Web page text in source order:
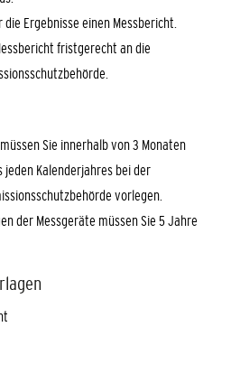
Ergebnisse einen Messbericht.
fristgerecht an die
Sie innerhalb von 3 Monaten
jeden Kalenderjahres bei der
vorlegen.
der Messgeräte müssen Sie 5 Jahre